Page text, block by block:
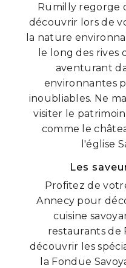
Rumilly regorge
découvrir lors de
la nature
le long des rives
aventurant
environnantes
inoubliables. Ne
visiter le
comme le
l'église
Les
Profitez de
Annecy pour
cuisine
restaurants de
découvrir les
la Fondue